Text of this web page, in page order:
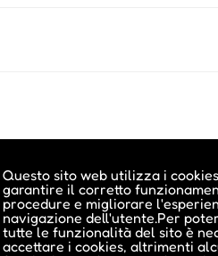
Questo sito web utilizza i
garantire il corretto
procedure e migliorare
navigazione dell'utente.Per
tutte le funzionalità del sito è
accettare i cookies, altrimenti